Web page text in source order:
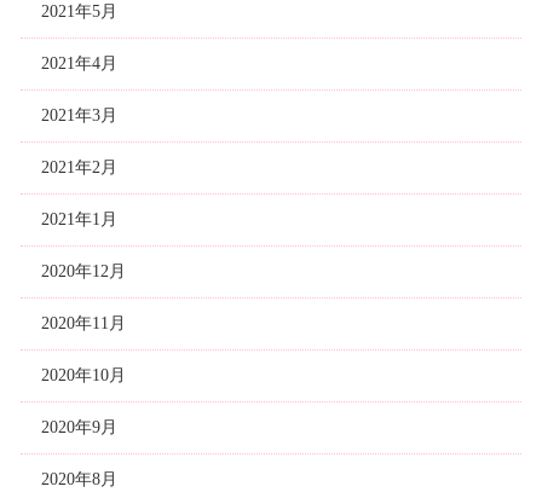
2021年5月
2021年4月
2021年3月
2021年2月
2021年1月
2020年12月
2020年11月
2020年10月
2020年9月
2020年8月